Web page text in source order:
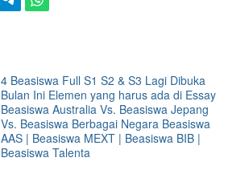
4 Beasiswa Full S1 S2 & S3 Lagi Dibuka
Bulan Ini Elemen yang harus ada di Essay
Beasiswa Australia Vs. Beasiswa Jepang
Vs. Beasiswa Berbagai Negara Beasiswa
AAS | Beasiswa MEXT | Beasiswa BIB |
Beasiswa Talenta